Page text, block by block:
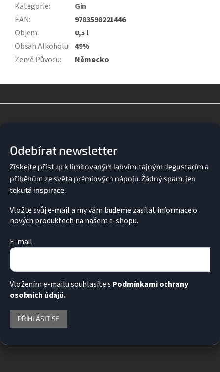
Kategorie:
Gin
EAN:
9783598221446
Objem:
0,5 l
Obsah Alkoholu: 49%
Země Původu: Německo
Odebírat newsletter
Vložte svůj e-mail a my vám budeme zasílat informace o
nových produktech na našem e-shopu.
E-mail
Vložením e-mailu souhlasíte s Podmínkami ochrany
osobních údajů.
PŘIHLÁSIT SE